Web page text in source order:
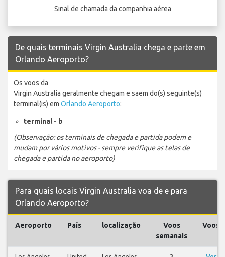
Sinal de chamada da companhia aérea
De quais terminais Virgin Australia chega e parte em
Orlando Aeroporto?
Os voos da
Virgin Australia geralmente chegam e saem do(s) seguinte(s)
terminal(is) em Orlando Aeroporto:
terminal - b
(Observação: os terminais de chegada e partida podem e
mudam por vários motivos - sempre verifique as telas de
chegada e partida no aeroporto)
Para quais locais Virgin Australia voa de e para
Orlando Aeroporto?
Aeroporto País localização
Voos
semanais
Voos